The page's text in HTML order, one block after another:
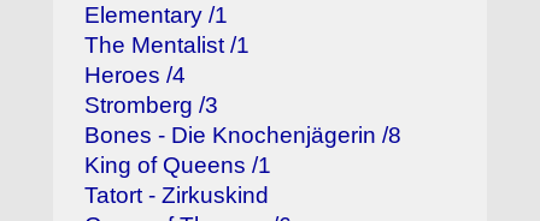
Elementary /1
The Mentalist /1
Heroes /4
Stromberg /3
Bones - Die Knochenjägerin /8
King of Queens /1
Tatort - Zirkuskind